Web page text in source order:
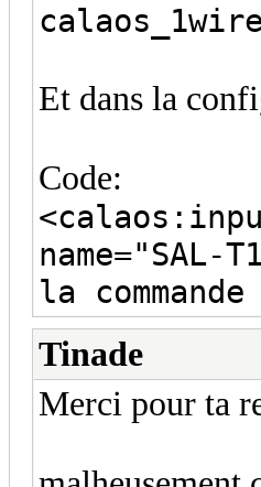
Et dans la
Code:
la
Tinade
Merci pour ta